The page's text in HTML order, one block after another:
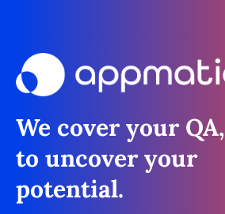
We cover your QA,
to uncover your
potential.